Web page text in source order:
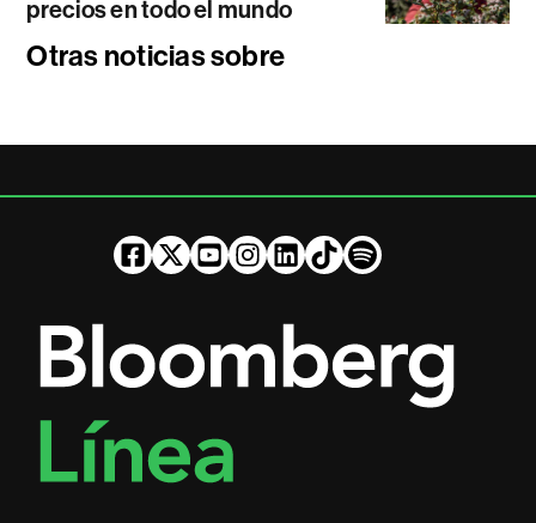
precios en todo el mundo
Otras noticias sobre